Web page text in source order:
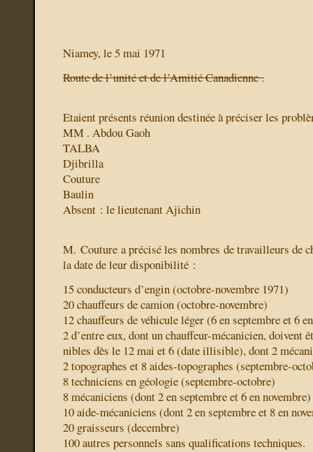
Niamey, le 5 mai 1971
Route de l’unité et de l’Amitié Canadienne .
Etaient présents réunion destinée à préciser les
MM . Abdou Gaoh
TALBA
Djibrilla
Couture
Baulin
Absent : le lieutenant Ajichin
M. Couture a précisé les nombres de travailleurs de
la date de leur disponibilité :
15 conducteurs d’engin (octobre-novembre 1971)
20 chauffeurs de camion (octobre-novembre)
12 chauffeurs de véhicule léger (6 en septembre et 6
2 d’entre eux, dont un chauffeur-mécanicien, doivent
nibles dès le 12 mai et 6 (date illisible), dont 2
2 topographes et 8 aides-topographes (septembre-
8 techniciens en géologie (septembre-octobre)
8 mécaniciens (dont 2 en septembre et 6 en novembre)
10 aide-mécaniciens (dont 2 en septembre et 8 en
20 graisseurs (decembre)
100 autres personnels sans qualifications techniques.